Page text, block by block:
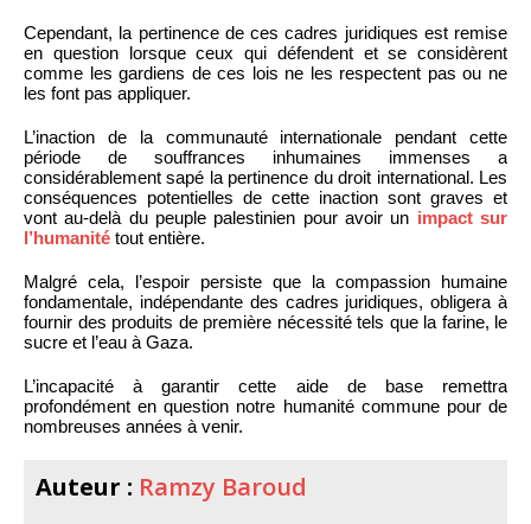
Cependant, la pertinence de ces cadres juridiques est remise
en question lorsque ceux qui défendent et se considèrent
comme les gardiens de ces lois ne les respectent pas ou ne
les font pas appliquer.
L’inaction de la communauté internationale pendant cette
période de souffrances inhumaines immenses a
considérablement sapé la pertinence du droit international. Les
conséquences potentielles de cette inaction sont graves et
vont au-delà du peuple palestinien pour avoir un impact sur
l’humanité tout entière.
Malgré cela, l’espoir persiste que la compassion humaine
fondamentale, indépendante des cadres juridiques, obligera à
fournir des produits de première nécessité tels que la farine, le
sucre et l’eau à Gaza.
L’incapacité à garantir cette aide de base remettra
profondément en question notre humanité commune pour de
nombreuses années à venir.
Auteur : Ramzy Baroud